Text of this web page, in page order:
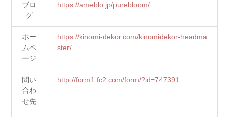
ブロ
グ
https://ameblo.jp/purebloom/
ホー
ムペ
ージ
https://kinomi-dekor.com/kinomidekor-headma
ster/
問い
合わ
せ先
http://form1.fc2.com/form/?id=747391